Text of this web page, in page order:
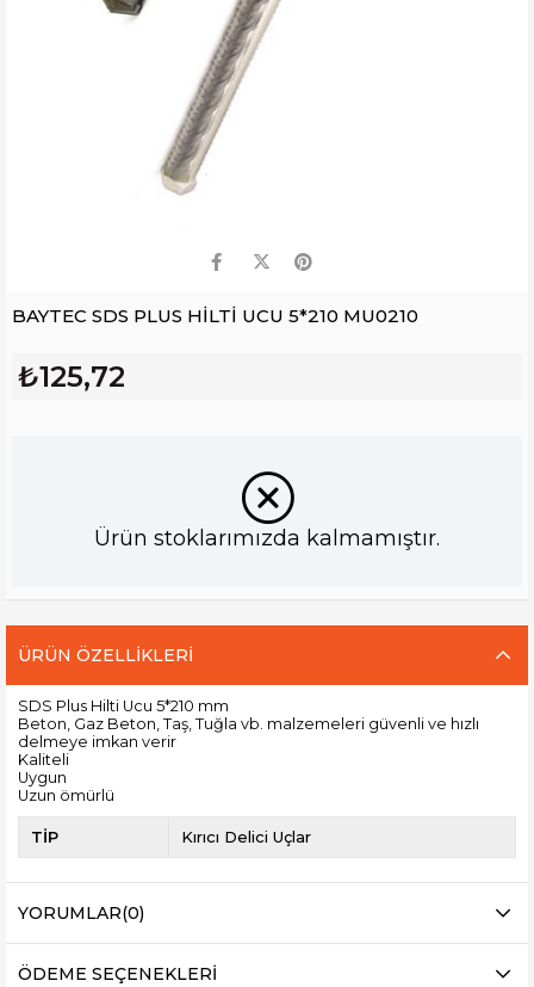
BAYTEC SDS PLUS HİLTİ UCU 5*210 MU0210
₺125,72
Ürün stoklarımızda kalmamıştır.
ÜRÜN ÖZELLIKLERI
SDS Plus Hilti Ucu 5*210 mm
Beton, Gaz Beton, Taş, Tuğla vb. malzemeleri güvenli ve hızlı
delmeye imkan verir
Kaliteli
Uygun
Uzun ömürlü
TİP Kırıcı Delici Uçlar
YORUMLAR(0)
ÖDEME SEÇENEKLERI